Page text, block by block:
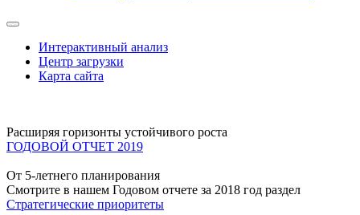
Интерактивный анализ
Центр загрузки
Карта сайта
Расширяя горизонты устойчивого роста
ГОДОВОЙ ОТЧЕТ 2019
От 5-летнего планирования
Смотрите в нашем Годовом отчете за 2018 год раздел
Стратегические приоритеты